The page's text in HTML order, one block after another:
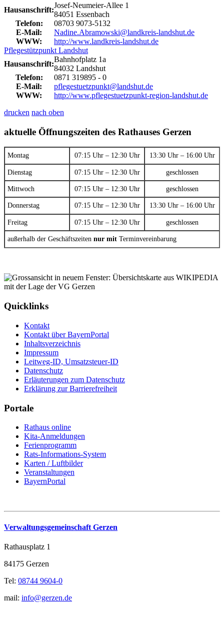
Hausanschrift:
Josef-Neumeier-Allee 1
84051 Essenbach
Telefon:
08703 9073-5132
E-Mail:
Nadine.Abramowski@landkreis-landshut.de
WWW:
http://www.landkreis-landshut.de
Pflegestützpunkt Landshut
Hausanschrift:
Bahnhofplatz 1a
84032 Landshut
Telefon:
0871 319895 - 0
E-Mail:
pflegestuetzpunkt@landshut.de
WWW:
http://www.pflegestuetzpunkt-region-landshut.de
drucken nach oben
aktuelle Öffnungszeiten des Rathauses Gerzen
Montag 07:15 Uhr – 12:30 Uhr 13:30 Uhr – 16:00 Uhr
Dienstag 07:15 Uhr – 12:30 Uhr geschlossen
Mittwoch 07:15 Uhr – 12:30 Uhr geschlossen
Donnerstag 07:15 Uhr – 12:30 Uhr 13:30 Uhr – 16:00 Uhr
Freitag 07:15 Uhr – 12:30 Uhr geschlossen
außerhalb der Geschäftszeiten nur mit Terminvereinbarung
Quicklinks
Kontakt
Kontakt über BayernPortal
Inhaltsverzeichnis
Impressum
Leitweg-ID, Umsatzsteuer-ID
Datenschutz
Erläuterungen zum Datenschutz
Erklärung zur Barrierefreiheit
Portale
Rathaus online
Kita-Anmeldungen
Ferienprogramm
Rats-Informations-System
Karten / Luftbilder
Veranstaltungen
BayernPortal
Verwaltungsgemeinschaft Gerzen
Rathausplatz 1
84175 Gerzen
Tel: 08744 9604-0
mail: info@gerzen.de